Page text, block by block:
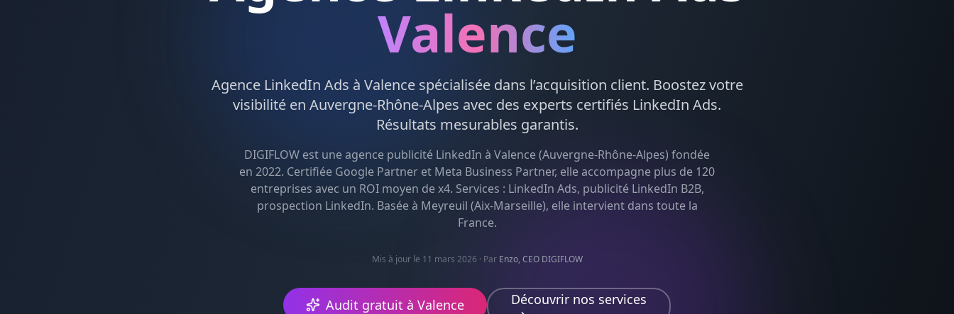
Valence
Agence LinkedIn Ads à Valencespécialisée dans l’acquisition client. Boostez votre
visibilité en Auvergne-Rhône-Alpes avec des experts certifiés LinkedIn Ads.
Résultats mesurables garantis.
DIGIFLOW est une agence publicité LinkedIn à Valence(Auvergne-Rhône-Alpes) fondée
en 2022. Certifiée Google Partner et Meta Business Partner, elle accompagne plus de 120
entreprises avec un ROI moyen de x4. Services : LinkedIn Ads, publicité LinkedIn B2B,
prospection LinkedIn. Basée à Meyreuil (Aix-Marseille), elle intervient dans toute la
France.
Mis à jour le 11 mars 2026 · Par Enzo, CEO DIGIFLOW
Audit gratuit à Valence Découvrir nos services